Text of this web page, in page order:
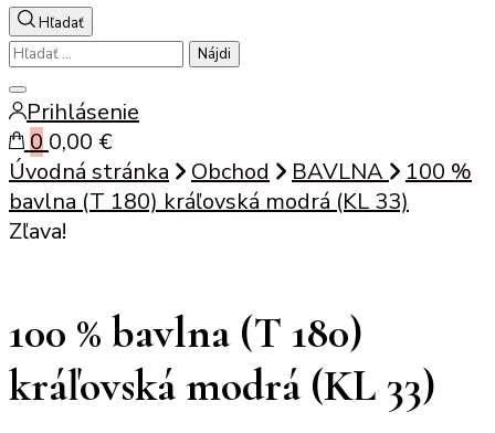
Hľadať
Hľadať:
Zatvoriť
vyhľadávanie
Prihlásenie
0 0,00 €
Úvodná stránka
Obchod BAVLNA
100 %
bavlna (T 180) kráľovská modrá (KL 33)
Zľava!
100 % bavlna (T 180)
kráľovská modrá (KL 33)